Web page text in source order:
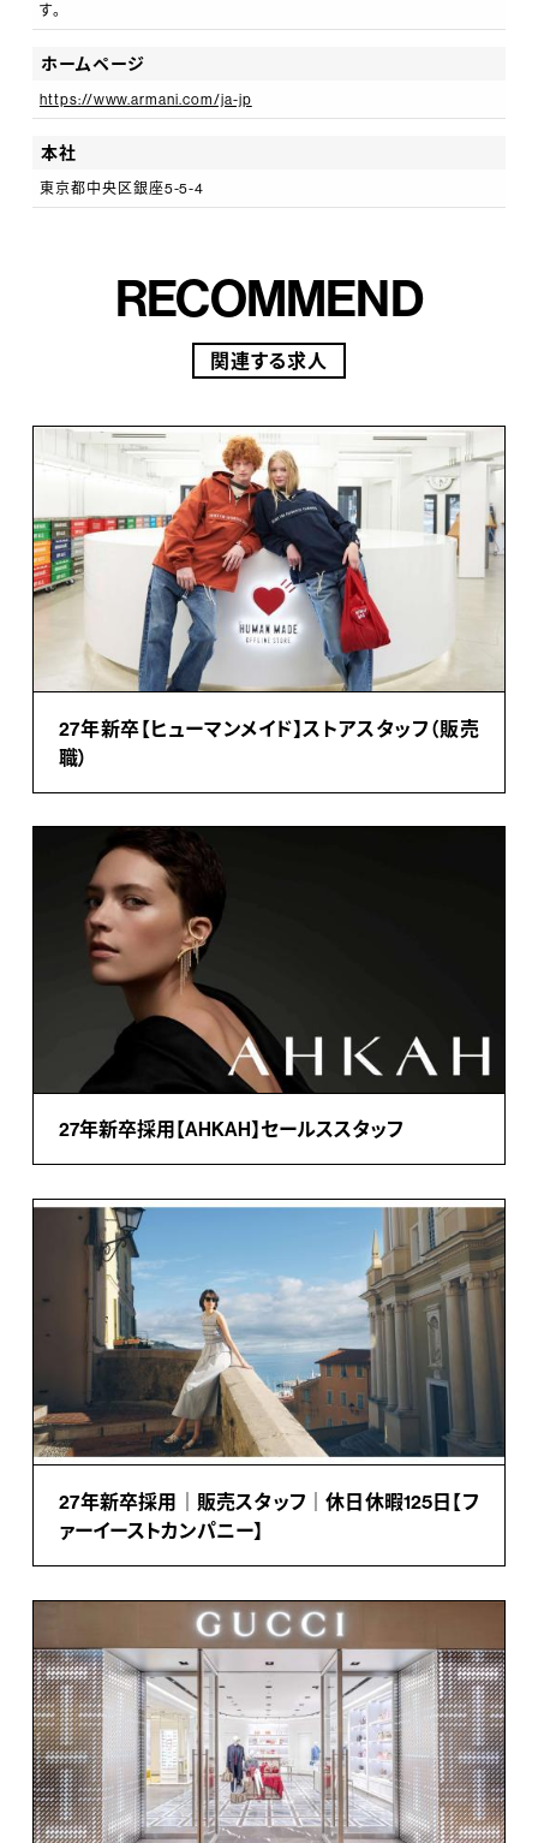
す。
ホームページ
https://www.armani.com/ja-jp
本社
東京都中央区銀座5-5-4
RECOMMEND
関連する求人
27年新卒【ヒューマンメイド】ストアスタッフ（販売
職）
27年新卒採用【AHKAH】セールススタッフ
27年新卒採用｜販売スタッフ｜休日休暇125日【フ
ァーイーストカンパニー】